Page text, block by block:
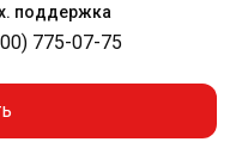
поддержка
775-07-75